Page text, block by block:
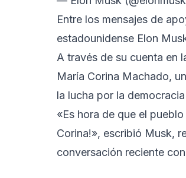
Entre los mensajes de
estadounidense Elon
A través de su cuenta en
María Corina Machado,
la lucha por la
«Es hora de que el
Corina!», escribió Musk,
conversación reciente